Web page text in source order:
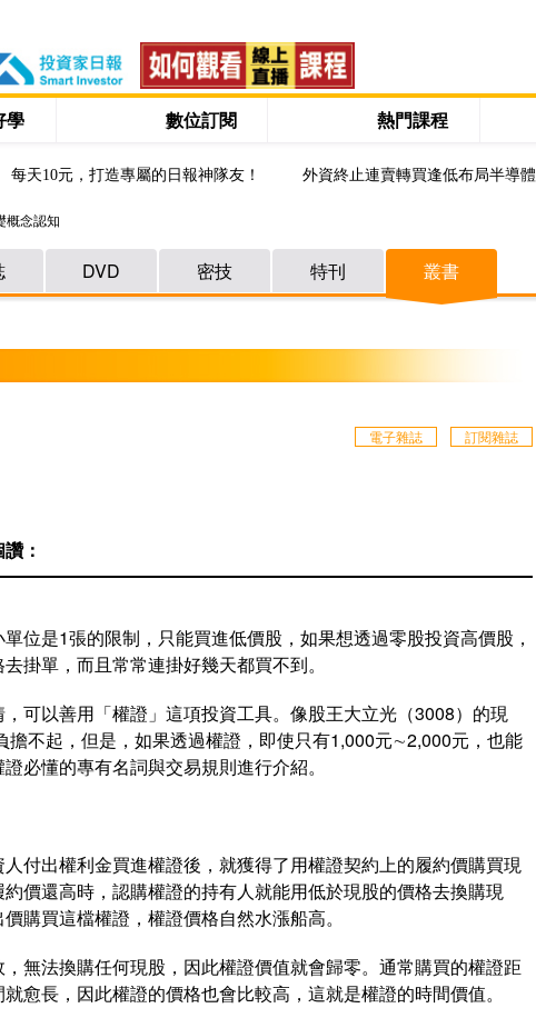
學 數位訂閱 熱門課程
每天10元，打造專屬的日報神隊友！ 外資終止連賣轉買逢低布局半導體
概念認知
DVD 密技 特刊 叢書
訂閱雜誌
電子雜誌
：
位是1張的限制，只能買進低價股，如果想透過零股投資高價股，
掛單，而且常常連掛好幾天都買不到。
可以善用「權證」這項投資工具。像股王大立光（3008）的現
擔不起，但是，如果透過權證，即使只有1,000元∼2,000元，也能
必懂的專有名詞與交易規則進行介紹。
付出權利金買進權證後，就獲得了用權證契約上的履約價購買現
價還高時，認購權證的持有人就能用低於現股的價格去換購現
購買這檔權證，權證價格自然水漲船高。
無法換購任何現股，因此權證價值就會歸零。通常購買的權證距
愈長，因此權證的價格也會比較高，這就是權證的時間價值。